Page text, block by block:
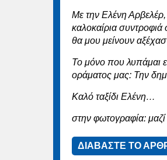
Με την Ελένη
καλοκαίρια συντροφιά
θα μου μείνουν
Το μόνο που λυπάμαι
οράματος μας: Την
Καλό ταξίδι Ελένη…
στην φωτογραφία:
ΔΙΑΒΑΣΤΕ ΤΟ